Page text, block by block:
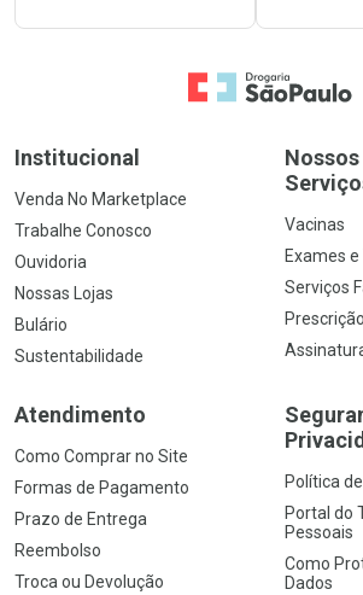
Ir para a Home
Institucional
Venda No Marketplace
Trabalhe Conosco
Ouvidoria
Nossas Lojas
Bulário
Sustentabilidade
Nossos
Vacinas
Exames
Serviços
Atendimento
Como Comprar no Site
Formas de Pagamento
Prazo de Entrega
Reembolso
Troca ou Devolução
Política
Portal do
Pessoais
Como
Dados